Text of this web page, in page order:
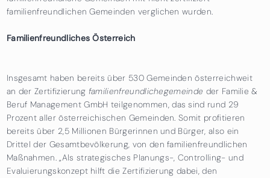
familienfreundlichen Gemeinden verglichen wurden.
Familienfreundliches Österreich
Insgesamt haben bereits über 530 Gemeinden österreichweit
an der Zertifizierung familienfreundlichegemeinde der Familie &
Beruf Management GmbH teilgenommen, das sind rund 29
Prozent aller österreichischen Gemeinden. Somit profitieren
bereits über 2,5 Millionen Bürgerinnen und Bürger, also ein
Drittel der Gesamtbevölkerung, von den familienfreundlichen
Maßnahmen. „Als strategisches Planungs-, Controlling- und
Evaluierungskonzept hilft die Zertifizierung dabei, den